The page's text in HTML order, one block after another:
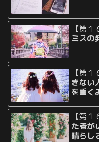
【第１
ミスの
【第
きない
を重く
【第
た者が
晴らし